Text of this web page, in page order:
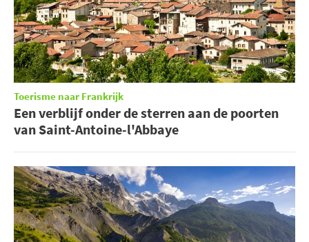
Toerisme naar Frankrijk
Een verblijf onder de sterren aan de poorten
van Saint-Antoine-l'Abbaye